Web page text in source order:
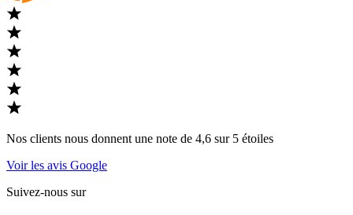
Nos clients nous donnent une note de 4,6 sur 5 étoiles
Voir les avis Google
Suivez-nous sur